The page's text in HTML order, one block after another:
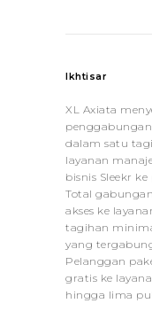
Ikhtisar
XL Axiata
dalam satu
layanan
bisnis Sleekr
Total
akses ke
tagihan
yang
Pelanggan
gratis ke
hingga lima